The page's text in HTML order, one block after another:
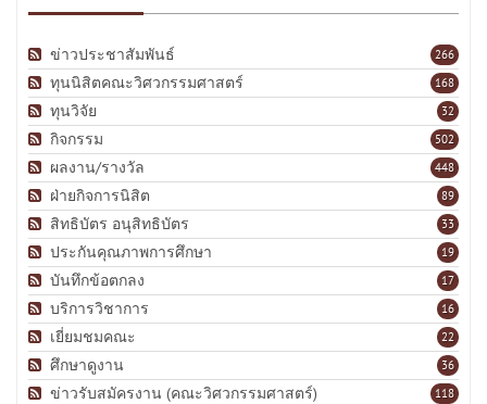
266
ข่าวประชาสัมพันธ์
168
ทุนนิสิตคณะวิศวกรรมศาสตร์
32
ทุนวิจัย
502
กิจกรรม
448
ผลงาน/รางวัล
89
ฝ่ายกิจการนิสิต
33
สิทธิบัตร อนุสิทธิบัตร
19
ประกันคุณภาพการศึกษา
17
บันทึกข้อตกลง
16
บริการวิชาการ
22
เยี่ยมชมคณะ
36
ศึกษาดูงาน
118
ข่าวรับสมัครงาน (คณะวิศวกรรมศาสตร์)